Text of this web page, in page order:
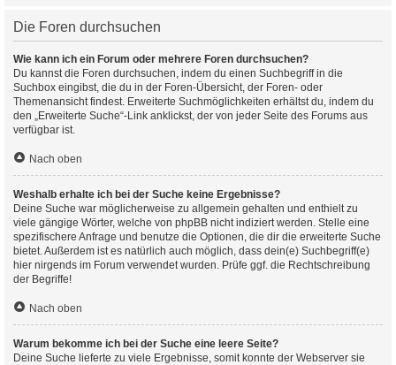
Die Foren durchsuchen
Wie kann ich ein Forum oder mehrere Foren durchsuchen?
Du kannst die Foren durchsuchen, indem du einen Suchbegriff in die
Suchbox eingibst, die du in der Foren-Übersicht, der Foren- oder
Themenansicht findest. Erweiterte Suchmöglichkeiten erhältst du, indem du
den „Erweiterte Suche“-Link anklickst, der von jeder Seite des Forums aus
verfügbar ist.
Nach oben
Weshalb erhalte ich bei der Suche keine Ergebnisse?
Deine Suche war möglicherweise zu allgemein gehalten und enthielt zu
viele gängige Wörter, welche von phpBB nicht indiziert werden. Stelle eine
spezifischere Anfrage und benutze die Optionen, die dir die erweiterte Suche
bietet. Außerdem ist es natürlich auch möglich, dass dein(e) Suchbegriff(e)
hier nirgends im Forum verwendet wurden. Prüfe ggf. die Rechtschreibung
der Begriffe!
Nach oben
Warum bekomme ich bei der Suche eine leere Seite?
Deine Suche lieferte zu viele Ergebnisse, somit konnte der Webserver sie